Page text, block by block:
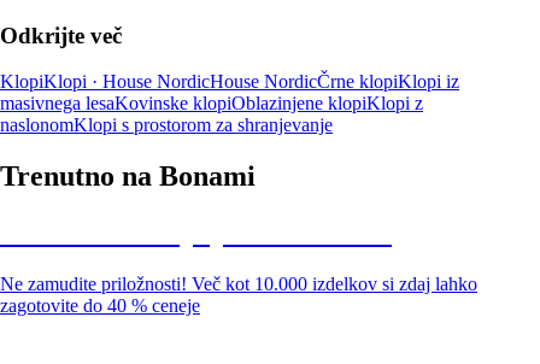
Odkrijte več
KlopiKlopi · House NordicHouse NordicČrne klopiKlopi iz
masivnega lesaKovinske klopiOblazinjene klopiKlopi z
naslonomKlopi s prostorom za shranjevanje
Trenutno na Bonami
Ne zamudite priložnosti! Več kot 10.000 izdelkov si zdaj lahko
zagotovite do 40 % ceneje